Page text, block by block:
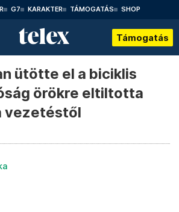
G7 KARAKTER TÁMOGATÁS SHOP
Támogatás
ütötte el a biciklis
örökre eltiltotta
vezetéstől